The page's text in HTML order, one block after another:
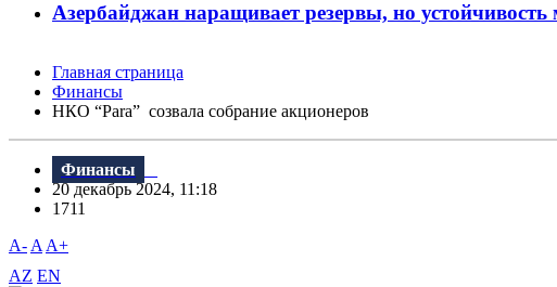
Азербайджан наращивает резервы, но
Главная страница
Финансы
НКО “Para” созвала собрание акционеров
Финансы
20 декабрь 2024, 11:18
1711
A- A A+
AZ EN